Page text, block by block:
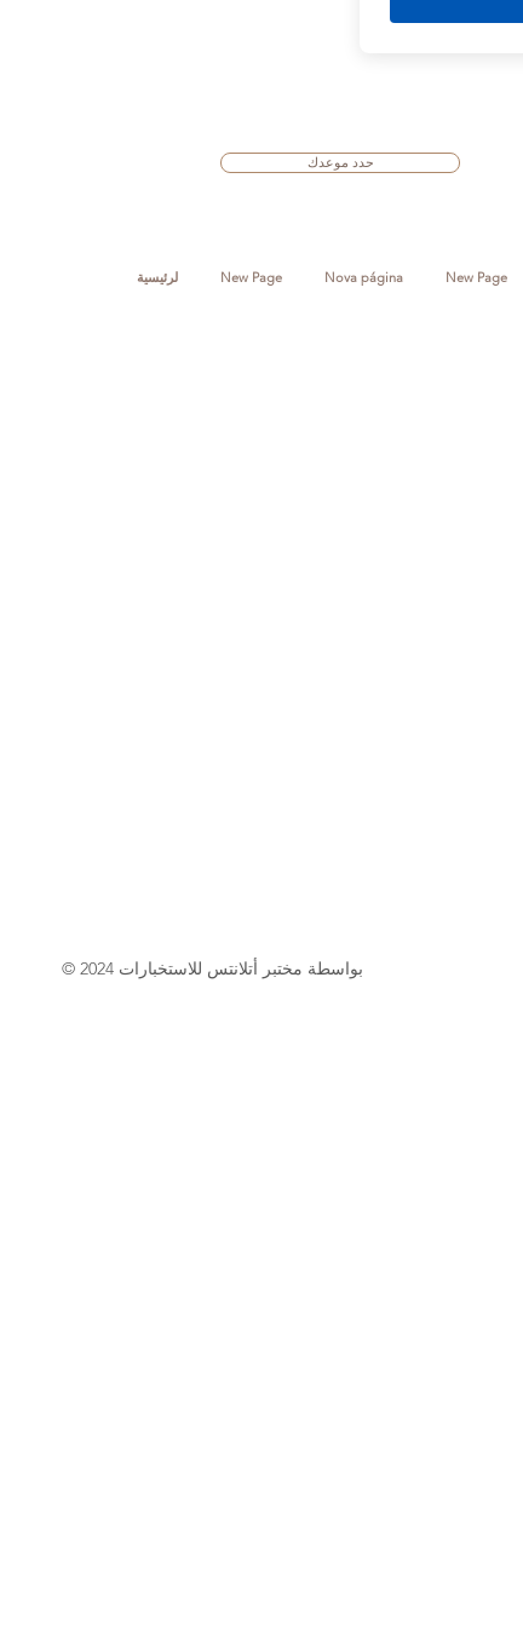
لرئيسية New Page Nova página New Page
حدد موعدك
© 2024 بواسطة مختبر أتلانتس للاستخبارات